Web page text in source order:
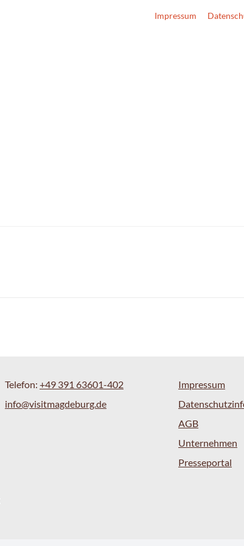
Impressum
Telefon: +49 391 63601-402
info@visitmagdeburg.de
Impressum
AGB
Unternehmen
Presseportal